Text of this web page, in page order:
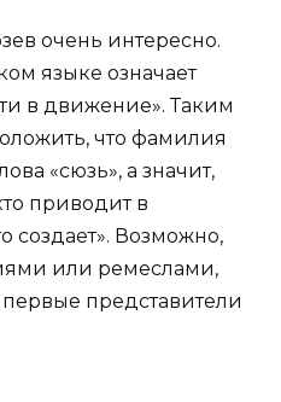
очень интересно.
языке означает
в движение». Таким
что фамилия
«сюзь», а значит,
приводит в
создает». Возможно,
или ремеслами,
представители